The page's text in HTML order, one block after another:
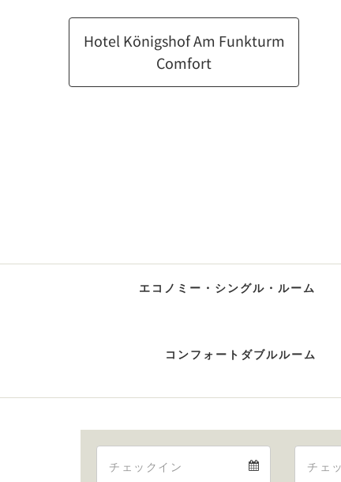
Hotel Königshof Am Funkturm
Comfort
エコノミー・シングル・ルーム
コンフォートダブルルーム